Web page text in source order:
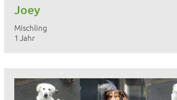
Joey
Mischling
1 Jahr